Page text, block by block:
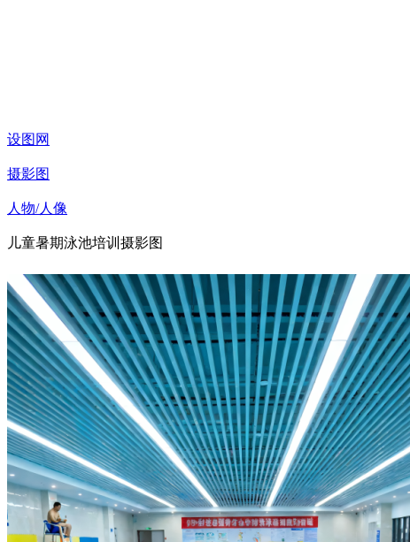
设图网
摄影图
人物/人像
儿童暑期泳池培训摄影图